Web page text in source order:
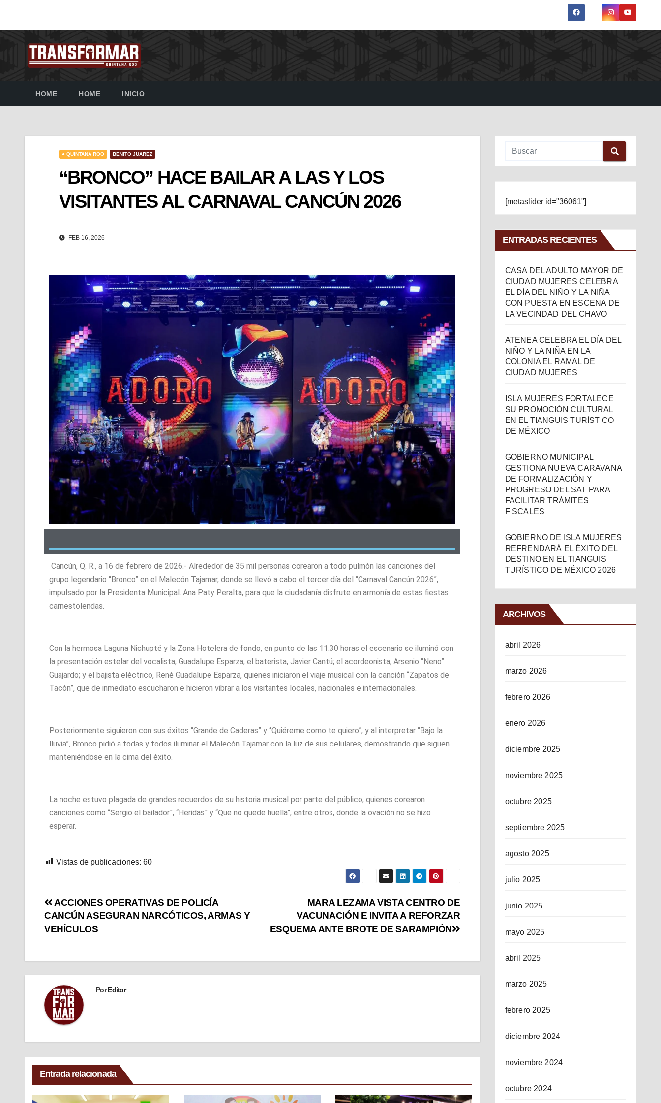
HOME HOME INICIO
● QUINTANA ROO BENITO JUAREZ
“BRONCO” HACE BAILAR A LAS Y LOS
VISITANTES AL CARNAVAL CANCÚN 2026
FEB 16, 2026
Cancún, Q. R., a 16 de febrero de 2026.- Alrededor de 35 mil personas corearon a todo pulmón las canciones del
grupo legendario “Bronco” en el Malecón Tajamar, donde se llevó a cabo el tercer día del “Carnaval Cancún 2026”,
impulsado por la Presidenta Municipal, Ana Paty Peralta, para que la ciudadanía disfrute en armonía de estas fiestas
carnestolendas.
Con la hermosa Laguna Nichupté y la Zona Hotelera de fondo, en punto de las 11:30 horas el escenario se iluminó con
la presentación estelar del vocalista, Guadalupe Esparza; el baterista, Javier Cantú; el acordeonista, Arsenio “Neno”
Guajardo; y el bajista eléctrico, René Guadalupe Esparza, quienes iniciaron el viaje musical con la canción “Zapatos de
Tacón”, que de inmediato escucharon e hicieron vibrar a los visitantes locales, nacionales e internacionales.
Posteriormente siguieron con sus éxitos “Grande de Caderas” y “Quiéreme como te quiero”, y al interpretar “Bajo la
lluvia”, Bronco pidió a todas y todos iluminar el Malecón Tajamar con la luz de sus celulares, demostrando que siguen
manteniéndose en la cima del éxito.
La noche estuvo plagada de grandes recuerdos de su historia musical por parte del público, quienes corearon
canciones como “Sergio el bailador”, “Heridas” y “Que no quede huella”, entre otros, donde la ovación no se hizo
esperar.
Vistas de publicaciones: 60
MARA LEZAMA VISTA CENTRO DE
VACUNACIÓN E INVITA A REFORZAR
ESQUEMA ANTE BROTE DE SARAMPIÓN
ACCIONES OPERATIVAS DE POLICÍA
CANCÚN ASEGURAN NARCÓTICOS, ARMAS Y
VEHÍCULOS
PorEditor
Entrada relacionada
[metaslider id="36061"]
ENTRADAS RECIENTES
CASA DEL ADULTO MAYOR DE
CIUDAD MUJERES CELEBRA
EL DÍA DEL NIÑO Y LA NIÑA
CON PUESTA EN ESCENA DE
LA VECINDAD DEL CHAVO
ATENEA CELEBRA EL DÍA DEL
NIÑO Y LA NIÑA EN LA
COLONIA EL RAMAL DE
CIUDAD MUJERES
ISLA MUJERES FORTALECE
SU PROMOCIÓN CULTURAL
EN EL TIANGUIS TURÍSTICO
DE MÉXICO
GOBIERNO MUNICIPAL
GESTIONA NUEVA CARAVANA
DE FORMALIZACIÓN Y
PROGRESO DEL SAT PARA
FACILITAR TRÁMITES
FISCALES
GOBIERNO DE ISLA MUJERES
REFRENDARÁ EL ÉXITO DEL
DESTINO EN EL TIANGUIS
TURÍSTICO DE MÉXICO 2026
ARCHIVOS
abril 2026
marzo 2026
febrero 2026
enero 2026
diciembre 2025
noviembre 2025
octubre 2025
septiembre 2025
agosto 2025
julio 2025
junio 2025
mayo 2025
abril 2025
marzo 2025
febrero 2025
diciembre 2024
noviembre 2024
octubre 2024